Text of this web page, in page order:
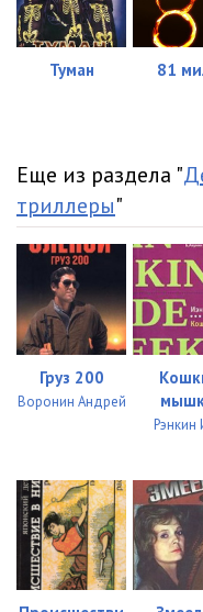
Туман 81
Еще из раздела "
триллеры"
Груз 200
Воронин Андрей
Рэнкин